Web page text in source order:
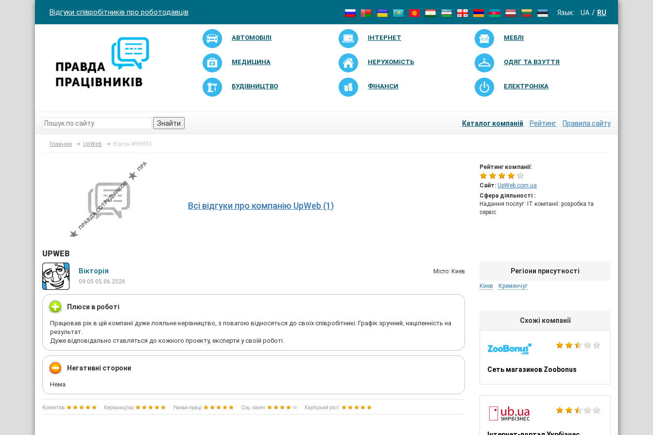
Відгуки співробітників про роботодавців Язык: UA RU
АВТОМОБІЛІ ІНТЕРНЕТ МЕБЛІ
МЕДИЦИНА НЕРУХОМІСТЬ ОДЯГ ТА ВЗУТТЯ
БУДІВНИЦТВО ФІНАНСИ ЕЛЕКТРОНІКА
Знайти Каталог компаній Рейтинг Правила сайту
Главная UpWeb Відгук №69333
Всі відгуки про компанію UpWeb (1)
Рейтинг компанії:
Сайт: UpWeb.com.ua
Сфера діяльності :
Надання послуг: IT компанії: розробка та
сервіс
UPWEB
Вікторія
09:05 05.06.2026
Мiсто: Киев
Плюси в роботі
Працював рік в цій компанії дуже лояльне керівництво, з повагою відносяться до своїх співробітникі. Графік зручний, націленність на
результат.
Дуже відповідально ставляться до кожного проекту, експерти у своїй роботі.
Негативні сторони
Нема
Колектив: Керівництво: Умови праці: Соц. пакет: Кар'єрний ріст :
Регіони присутності
Киев Кременчуг
Схожі компанії
Сеть магазинов Zoobonus